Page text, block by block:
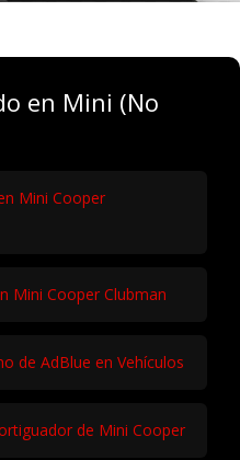
en Mini (No
Mini Cooper
Mini Cooper Clubman
de AdBlue en Vehículos
de Mini Cooper